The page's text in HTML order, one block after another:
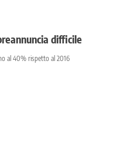
difficile
al 40% rispetto al 2016